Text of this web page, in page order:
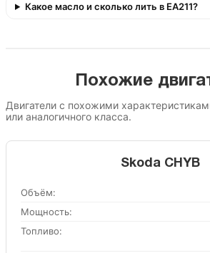
Какое масло и сколько лить в EA211?
Похожие
Двигатели с похожими
или аналогичного класса.
Skoda CHYB
Объём:
Мощность:
Топливо: